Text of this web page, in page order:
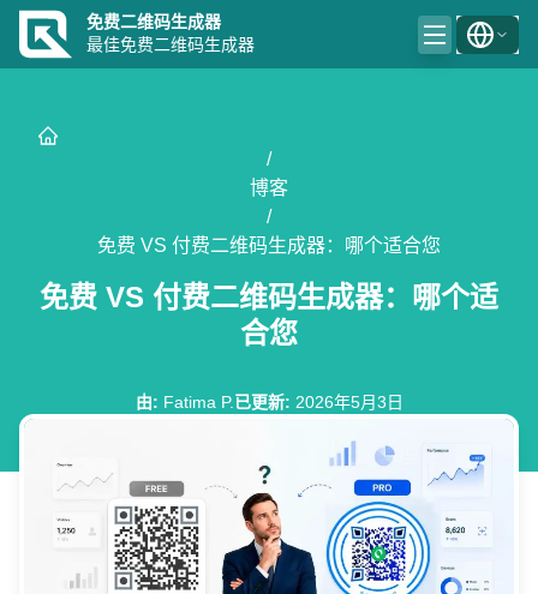
免费二维码生成器
最佳免费二维码生成器
/
博客
/
免费 VS 付费二维码生成器：哪个适合您
免费 VS 付费二维码生成器：哪个适
合您
由: Fatima P.已更新: 2026年5月3日